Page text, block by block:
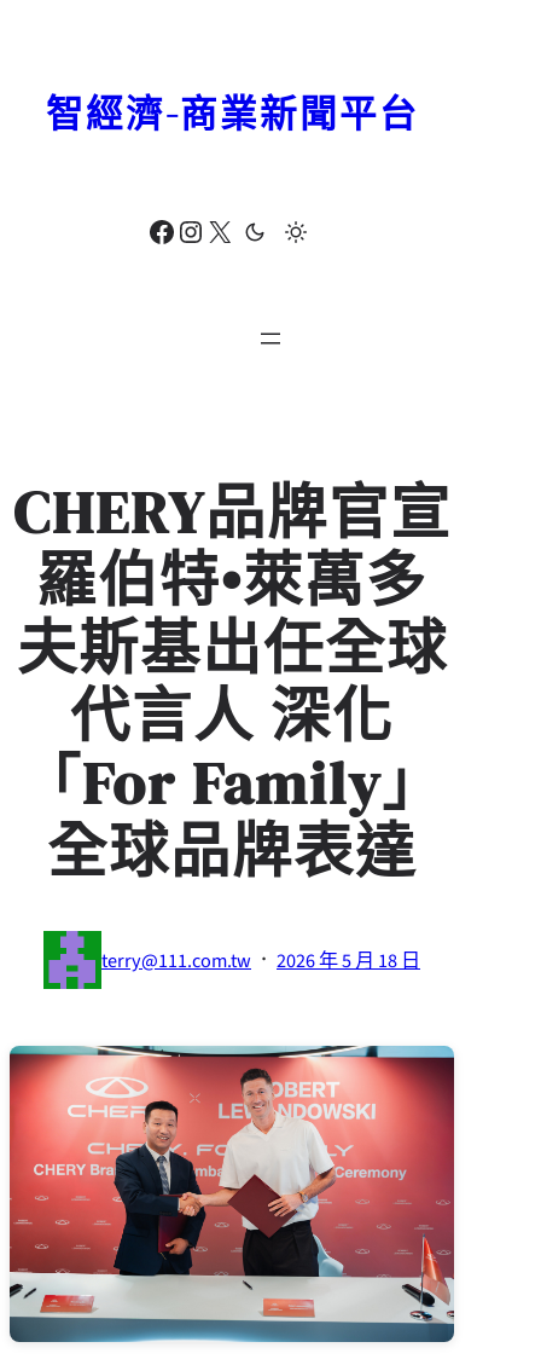
Facebook Instagram X
智經濟-商業新聞平台
CHERY品牌官宣
羅伯特•萊萬多
夫斯基出任全球
代言人 深化
「For Family」
全球品牌表達
terry@111.com.tw · 2026 年 5 月 18 日